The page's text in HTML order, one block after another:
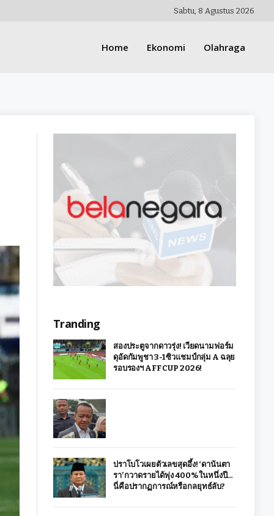
Sabtu, 8 Agustus 2026
Home Ekonomi Olahraga
Tranding
สองประตูจากดาวรุ่ง! เวียดนามฟอร์ม
ดุอัดกัมพูชา 3-1 ซิวแชมป์กลุ่ม A ฉลุย
รอบรองฯ AFF CUP 2026!
ปราโบโวเผยตัวเลขสุดอึ้ง! ‘ดานันตา
รา’ กวาดรายได้พุ่ง 400% ในหนึ่งปี…
นี่คือปรากฏการณ์หรือกลยุทธ์ลับ?